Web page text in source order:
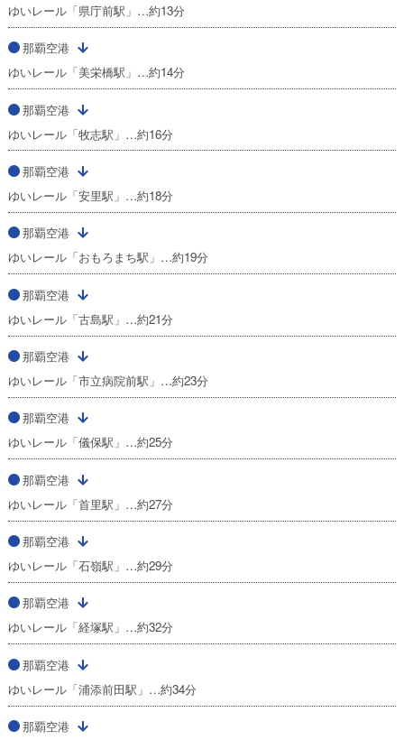
ゆいレール「県庁前駅」…約13分
那覇空港
ゆいレール「美栄橋駅」…約14分
那覇空港
ゆいレール「牧志駅」…約16分
那覇空港
ゆいレール「安里駅」…約18分
那覇空港
ゆいレール「おもろまち駅」…約19分
那覇空港
ゆいレール「古島駅」…約21分
那覇空港
ゆいレール「市立病院前駅」…約23分
那覇空港
ゆいレール「儀保駅」…約25分
那覇空港
ゆいレール「首里駅」…約27分
那覇空港
ゆいレール「石嶺駅」…約29分
那覇空港
ゆいレール「経塚駅」…約32分
那覇空港
ゆいレール「浦添前田駅」…約34分
那覇空港